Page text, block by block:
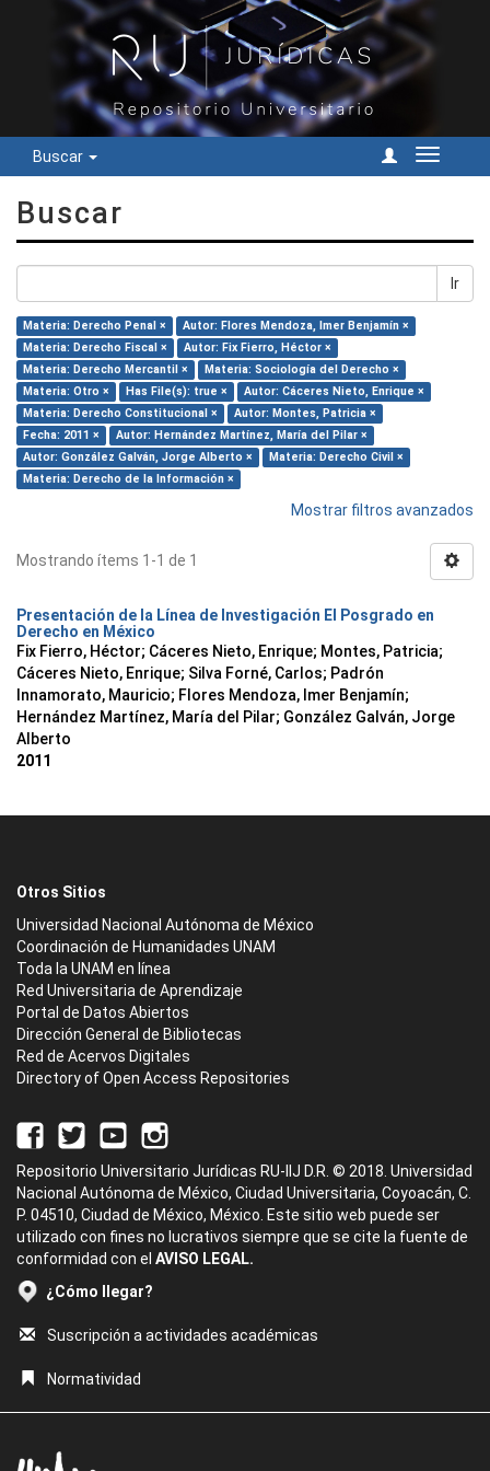
Buscar
Cambiar
Buscar
Ir
Materia: Derecho Penal ×
Autor: Flores Mendoza, Imer Benjamín ×
Materia: Derecho Fiscal ×
Autor: Fix Fierro, Héctor ×
Materia: Derecho Mercantil ×
Materia: Sociología del Derecho ×
Materia: Otro ×
Has File(s): true ×
Autor: Cáceres Nieto, Enrique ×
Materia: Derecho Constitucional ×
Autor: Montes, Patricia ×
Fecha: 2011 ×
Autor: Hernández Martínez, María del Pilar ×
Autor: González Galván, Jorge Alberto ×
Materia: Derecho Civil ×
Materia: Derecho de la Información ×
Mostrar filtros avanzados
Mostrando ítems 1-1 de 1
Presentación de la Línea de Investigación El Posgrado en
Derecho en México
Fix Fierro, Héctor; Cáceres Nieto, Enrique; Montes, Patricia;
Cáceres Nieto, Enrique; Silva Forné, Carlos; Padrón
Innamorato, Mauricio; Flores Mendoza, Imer Benjamín;
Hernández Martínez, María del Pilar; González Galván, Jorge
Alberto
2011
Otros Sitios
Universidad Nacional Autónoma de México
Coordinación de Humanidades UNAM
Toda la UNAM en línea
Red Universitaria de Aprendizaje
Portal de Datos Abiertos
Dirección General de Bibliotecas
Red de Acervos Digitales
Directory of Open Access Repositories
Repositorio Universitario Jurídicas RU-IIJ D.R. © 2018. Universidad
Nacional Autónoma de México, Ciudad Universitaria, Coyoacán, C.
P. 04510, Ciudad de México, México. Este sitio web puede ser
utilizado con fines no lucrativos siempre que se cite la fuente de
conformidad con el AVISO LEGAL.
¿Cómo llegar?
Suscripción a actividades académicas
Normatividad